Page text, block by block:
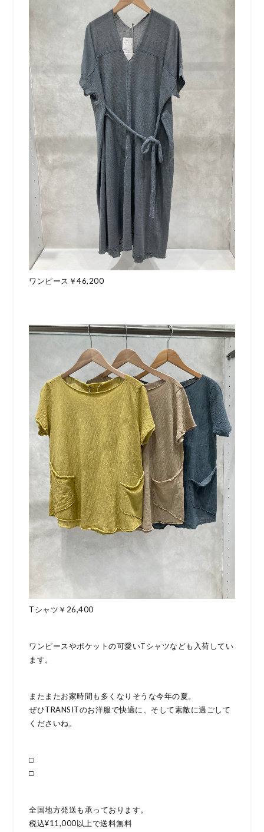
ワンピース￥46,200
Tシャツ￥26,400
ワンピースやポケットの可愛いTシャツなども入荷してい
ます。
またまたお家時間も多くなりそうな今年の夏。
ぜひTRANSITのお洋服で快適に、そして素敵に過ごして
くださいね。
□
□
全国地方発送も承っております。
税込¥11,000以上で送料無料